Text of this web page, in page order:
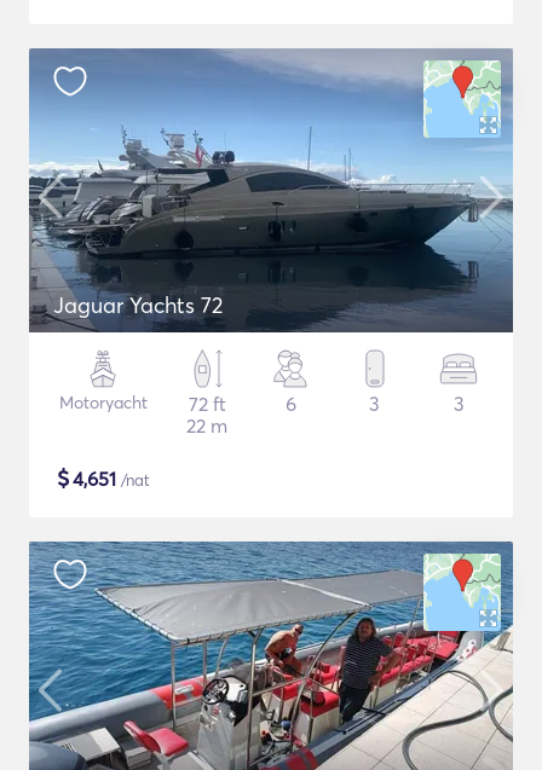
Jaguar Yachts 72
Motoryacht
72 ft
22 m
6 3 3
$4,651 /nat